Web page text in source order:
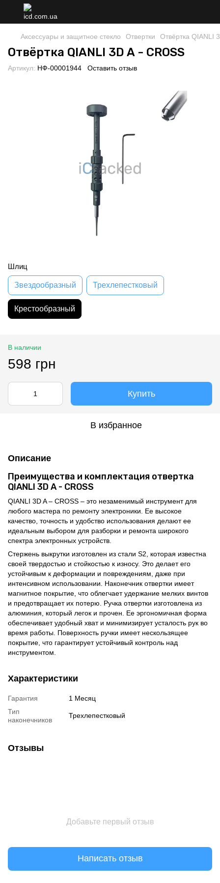
Аксессуары и защитное стекло Отвертки Отвёртка QIANLI
Отвёртка QIANLI 3D A - CROSS
Артикул: НФ-00001944 Оставить отзыв
Шлиц
Звездообразный Трехлепестковый
Крестообразный
В наличии
598 грн
Купить
В избранное
Описание
Преимущества и комплектация отвертка
QIANLI 3D A - CROSS
QIANLI 3D A – CROSS – это незаменимый инструмент для
любого мастера по ремонту электроники. Ее высокое
качество, точность и удобство использования делают ее
идеальным выбором для разборки и ремонта широкого
спектра электронных устройств.
Стержень выкрутки изготовлен из стали S2, которая известна
своей твердостью и стойкостью к износу. Это делает его
устойчивым к деформации и повреждениям, даже при
интенсивном использовании. Наконечник отвертки имеет
магнитное покрытие, что облегчает удержание мелких винтов
и предотвращает их потерю. Ручка отвертки изготовлена из
алюминия, который легок и прочен. Ее эргономичная форма
обеспечивает удобный хват и минимизирует усталость рук во
время работы. Поверхность ручки имеет нескользящее
покрытие, что гарантирует устойчивый контроль над
инструментом.
Характеристики
Гарантия
1 Месяц
Тип
наконечников
Трехлепестковый
Отзывы
Добавьте первый отзыв
Написать отзыв